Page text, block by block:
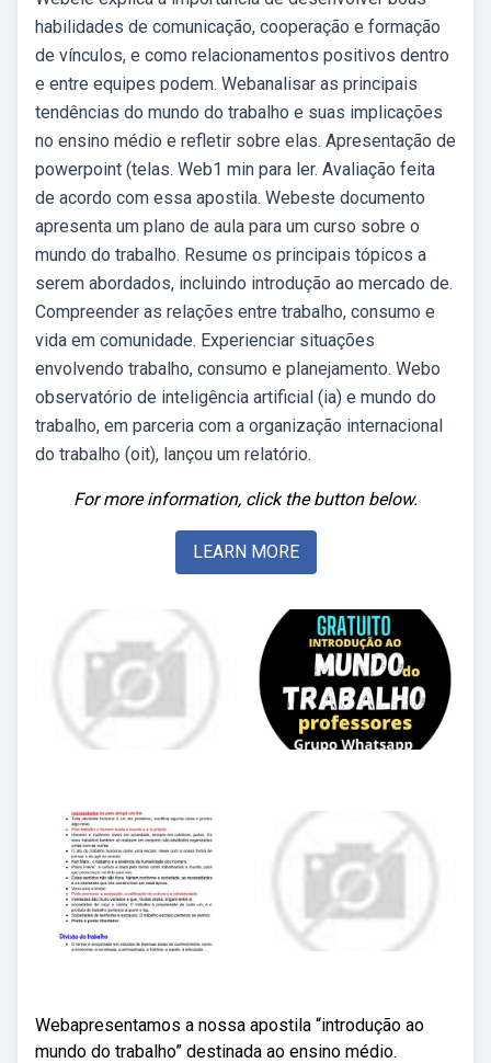
habilidades de comunicação, cooperação e formação
de vínculos, e como relacionamentos positivos dentro
e entre equipes podem. Webanalisar as principais
tendências do mundo do trabalho e suas implicações
no ensino médio e refletir sobre elas. Apresentação de
powerpoint (telas. Web1 min para ler. Avaliação feita
de acordo com essa apostila. Webeste documento
apresenta um plano de aula para um curso sobre o
mundo do trabalho. Resume os principais tópicos a
serem abordados, incluindo introdução ao mercado de.
Compreender as relações entre trabalho, consumo e
vida em comunidade. Experienciar situações
envolvendo trabalho, consumo e planejamento. Webo
observatório de inteligência artificial (ia) e mundo do
trabalho, em parceria com a organização internacional
do trabalho (oit), lançou um relatório.
For more information, click the button below.
LEARN MORE
Webapresentamos a nossa apostila “introdução ao
mundo do trabalho” destinada ao ensino médio.